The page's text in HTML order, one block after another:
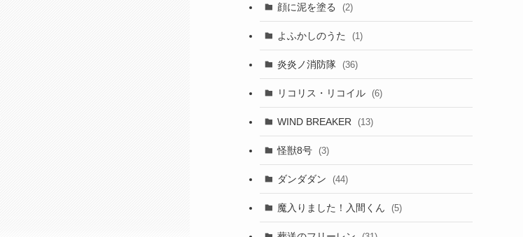
顔に泥を塗る (2)
よふかしのうた (1)
炎炎ノ消防隊 (36)
リコリス・リコイル (6)
WIND BREAKER (13)
怪獣8号 (3)
ダンダダン (44)
魔入りました！入間くん (5)